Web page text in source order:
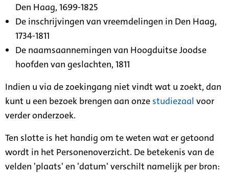
Den Haag, 1699-1825
De inschrijvingen van vreemdelingen in Den Haag,
1734-1811
De naamsaannemingen van Hoogduitse Joodse
hoofden van geslachten, 1811
Indien u via de zoekingang niet vindt wat u zoekt, dan
kunt u een bezoek brengen aan onze studiezaal voor
verder onderzoek.
Ten slotte is het handig om te weten wat er getoond
wordt in het Personenoverzicht. De betekenis van de
velden 'plaats' en 'datum' verschilt namelijk per bron: